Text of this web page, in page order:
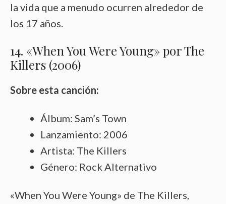
la vida que a menudo ocurren alrededor de
los 17 años.
14. «When You Were Young» por The
Killers (2006)
Sobre esta canción:
Álbum: Sam’s Town
Lanzamiento: 2006
Artista: The Killers
Género: Rock Alternativo
«When You Were Young» de The Killers,